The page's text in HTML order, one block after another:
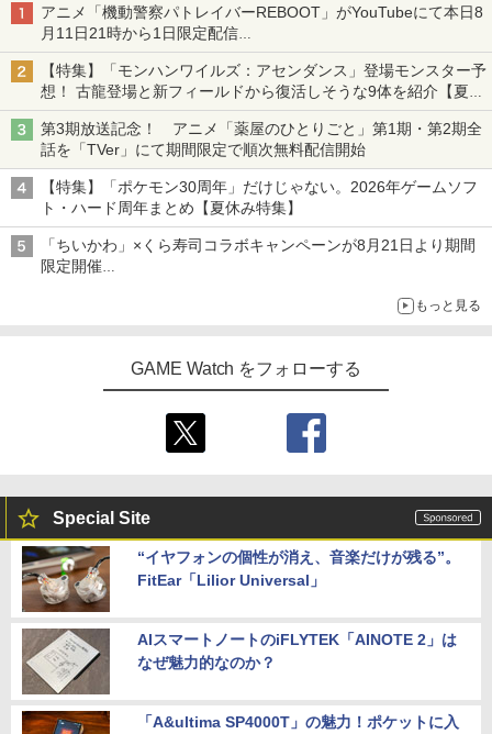
アニメ「機動警察パトレイバーREBOOT」がYouTubeにて本日8
月11日21時から1日限定配信
8月14日にはU-NEXTで限定配信
【特集】「モンハンワイルズ：アセンダンス」登場モンスター予
想！ 古龍登場と新フィールドから復活しそうな9体を紹介【夏休
み特集2026】
第3期放送記念！ アニメ「薬屋のひとりごと」第1期・第2期全
話を「TVer」にて期間限定で順次無料配信開始
【特集】「ポケモン30周年」だけじゃない。2026年ゲームソフ
ト・ハード周年まとめ【夏休み特集】
「ちいかわ」×くら寿司コラボキャンペーンが8月21日より期間
限定開催
もっと見る
GAME Watch をフォローする
Special Site
“イヤフォンの個性が消え、音楽だけが残る”。
FitEar「Lilior Universal」
AIスマートノートのiFLYTEK「AINOTE 2」は
なぜ魅力的なのか？
「A&ultima SP4000T」の魅力！ポケットに入